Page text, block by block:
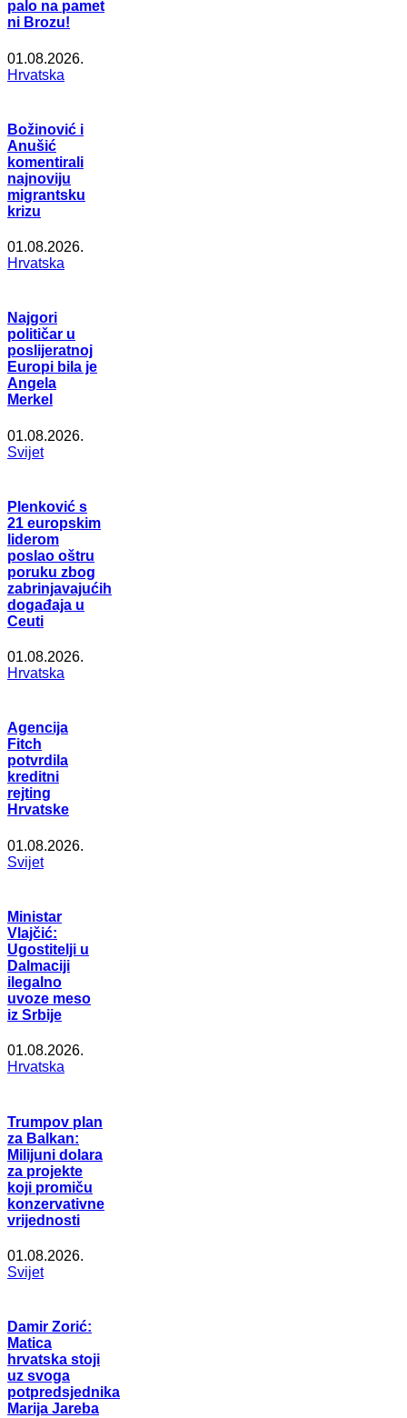
palo na pamet
ni Brozu!
01.08.2026.
Hrvatska
Božinović i
Anušić
komentirali
najnoviju
migrantsku
krizu
01.08.2026.
Hrvatska
Najgori
političar u
poslijeratnoj
Europi bila je
Angela
Merkel
01.08.2026.
Svijet
Plenković s
21 europskim
liderom
poslao oštru
poruku zbog
zabrinjavajućih
događaja u
Ceuti
01.08.2026.
Hrvatska
Agencija
Fitch
potvrdila
kreditni
rejting
Hrvatske
01.08.2026.
Svijet
Ministar
Vlajčić:
Ugostitelji u
Dalmaciji
ilegalno
uvoze meso
iz Srbije
01.08.2026.
Hrvatska
Trumpov plan
za Balkan:
Milijuni dolara
za projekte
koji promiču
konzervativne
vrijednosti
01.08.2026.
Svijet
Damir Zorić:
Matica
hrvatska stoji
uz svoga
potpredsjednika
Marija Jareba